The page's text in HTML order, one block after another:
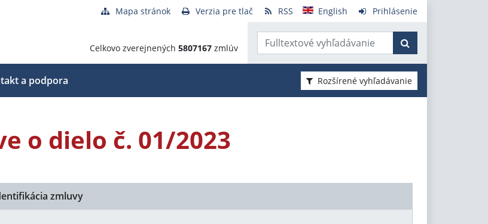
Mapa stránok Verzia pre tlač RSS English Prihlásenie
Celkovo zverejnených 5807167 zmlúv
a podpora Rozšírené vyhľadávanie
o dielo č. 01/2023
zmluvy